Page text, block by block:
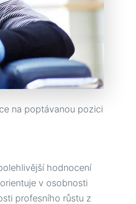
na poptávanou pozici
hodnocení
v osobnosti
profesního růstu z